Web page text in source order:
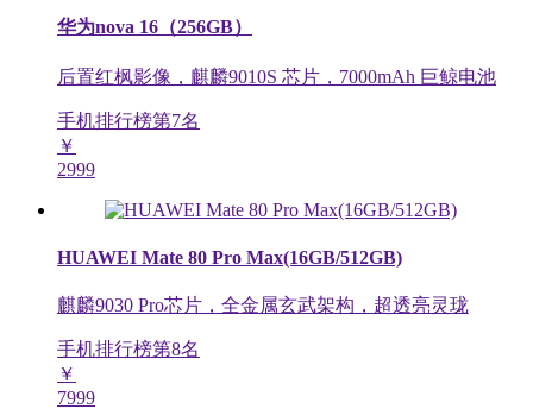
华为nova 16（256GB）
后置红枫影像，麒麟9010S 芯片，7000mAh 巨鲸电池
手机排行榜第7名
￥
2999
HUAWEI Mate 80 Pro Max(16GB/512GB)
麒麟9030 Pro芯片，全金属玄武架构，超透亮灵珑
手机排行榜第8名
￥
7999